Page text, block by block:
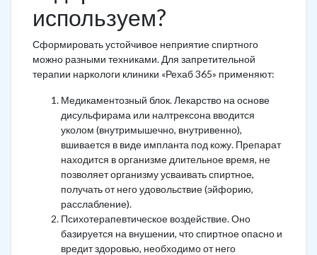
используем?
Сформировать устойчивое неприятие спиртного
можно разными техниками. Для запретительной
терапии наркологи клиники «Рехаб 365» применяют:
Медикаментозный блок. Лекарство на основе
дисульфирама или налтрексона вводится
уколом (внутримышечно, внутривенно),
вшивается в виде импланта под кожу. Препарат
находится в организме длительное время, не
позволяет организму усваивать спиртное,
получать от него удовольствие (эйфорию,
расслабление).
Психотерапевтическое воздействие. Оно
базируется на внушении, что спиртное опасно и
вредит здоровью, необходимо от него